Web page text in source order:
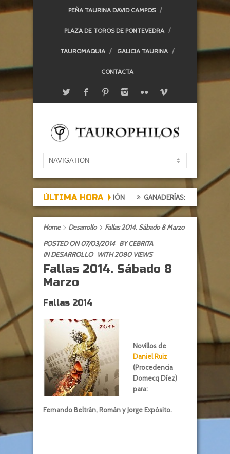
PEÑA TAURINA DAVID CAMPOS
PLAZA DE TOROS DE PONTEVEDRA
TAUROMAQUIA GALICIA TAURINA
CONTACTA
ÚLTIMA HORA
TARDE DE DECEPCIÓN GANADERÍAS: ALCURRUCÉN
Home Desarrollo
Fallas 2014. Sábado 8 Marzo
POSTED ON 07/03/2014 BYCEBRITA
INDESARROLLO WITH 2080 VIEWS
Fallas 2014. Sábado 8
Marzo
Fallas 2014
Novillos de
Daniel Ruiz
(Procedencia
Domecq Díez)
para:
Fernando Beltrán, Román y Jorge Expósito.